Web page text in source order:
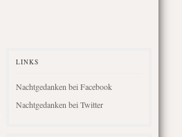
LINKS
Nachtgedanken bei Facebook
Nachtgedanken bei Twitter